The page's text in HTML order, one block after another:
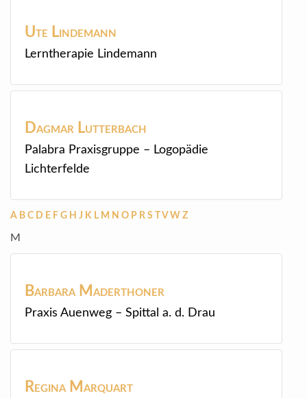
Ute Lindemann
Lerntherapie Lindemann
Dagmar Lutterbach
Palabra Praxisgruppe – Logopädie
Lichterfelde
A B C D E F G H J K L M N O P R S TV W Z
M
Barbara Maderthoner
Praxis Auenweg – Spittal a. d. Drau
Regina Marquart